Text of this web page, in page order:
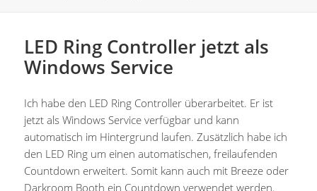
LED Ring Controller jetzt als
Windows Service
Ich habe den LED Ring Controller überarbeitet. Er ist
jetzt als Windows Service verfügbar und kann
automatisch im Hintergrund laufen. Zusätzlich habe ich
den LED Ring um einen automatischen, freilaufenden
Countdown erweitert. Somit kann auch mit Breeze oder
Darkroom Booth ein Countdown verwendet werden.